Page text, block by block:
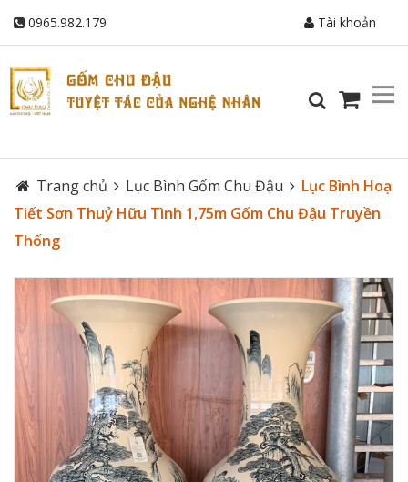
0965.982.179 Tài khoản
Trang chủ Lục Bình Gốm Chu Đậu
Lục Bình Hoạ
Tiết Sơn Thuỷ Hữu Tình 1,75m Gốm Chu Đậu Truyền
Thống